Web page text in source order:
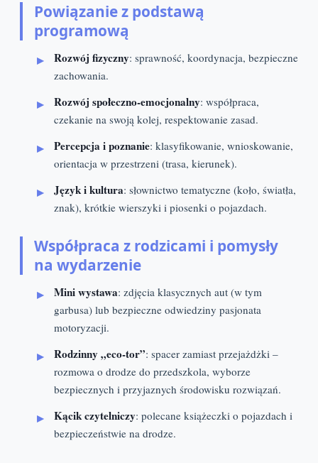
Powiązanie z podstawą
programową
Rozwój fizyczny: sprawność, koordynacja, bezpieczne
zachowania.
Rozwój społeczno‑emocjonalny: współpraca,
czekanie na swoją kolej, respektowanie zasad.
Percepcja i poznanie: klasyfikowanie, wnioskowanie,
orientacja w przestrzeni (trasa, kierunek).
Język i kultura: słownictwo tematyczne (koło, światła,
znak), krótkie wierszyki i piosenki o pojazdach.
Współpraca z rodzicami i pomysły
na wydarzenie
Mini wystawa: zdjęcia klasycznych aut (w tym
garbusa) lub bezpieczne odwiedziny pasjonata
motoryzacji.
Rodzinny „eco‑tor”: spacer zamiast przejażdżki –
rozmowa o drodze do przedszkola, wyborze
bezpiecznych i przyjaznych środowisku rozwiązań.
Kącik czytelniczy: polecane książeczki o pojazdach i
bezpieczeństwie na drodze.